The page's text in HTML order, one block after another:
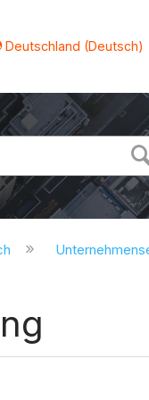
Deutschland (Deutsch)